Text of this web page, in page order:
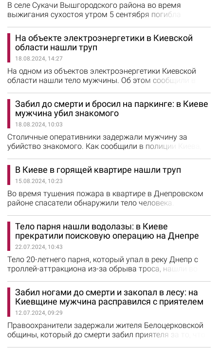
В селе Сукачи Вышгородского района во время
выжигания сухостоя утром 5 сентября погибла
области. Когда спасатели прибыли на место, горела
трава возле частного дома. Площадь возгорания
составляла около 0,9 га. Приступив к тушению,
специалисты Службы спасения обнаружили тело
женщины. Погибшей оказалась 82-летняя бабушка,…
На объекте электроэнергетики в Киевской
области нашли труп
18.08.2024, 14:27
На одном из объектов электроэнергетики Киевской
области нашли тело мужчины. Об этом сообщили в
данным ведомства, погибшим оказался 52-летний
слесарь тепломеханического оборудования. Врачи
скорой помощи, которые прибыли на место,
констатировали смерть работника. Причину гибели
мужчины в Минэнерго не сообщают.
Забил до смерти и бросил на паркинге: в Киеве
мужчина убил знакомого
18.08.2024, 10:03
Столичные оперативники задержали мужчину за
убийство знакомого. Как сообщили в полиции Киева,
сообщение, что в подземном паркинге одного из жилых
комплексов столицы обнаружено тело мужчины.
Правоохранители выяснили, что мужчина скончался в
результате полученных телесных повреждений.
Установлено, что мужчина работал охранником…
В Киеве в горящей квартире нашли труп
15.08.2024, 10:23
Во время тушения пожара в квартире в Днепровском
районе спасатели обнаружили тело человека.
на проспекте Романа Шухевича, сообщили в ГСЧС
Киева. Пожар вспыхнул в квартире на восьмом этаже
16-этажки. В 07:27 огонь ликвидировали на площади
35 кв. м. Во время тушения спасатели обнаружили тело
человека. Причину пожара…
Тело парня нашли водолазы: в Киеве
прекратили поисковую операцию на Днепре
22.07.2024, 10:43
Тело 20-летнего парня, который упал в реку Днепр с
троллей-аттракциона из-за обрыва троса, нашли во
операция прекращена, сообщили в полиции Киева.
Поиски парня продолжались еще с 21 июля около семи
часов. Их прекратили из-за наступления сумерек и
утром 22 июля продолжили. По данным КГГА,
спасатели нашли тело в 30 метрах от…
Забил ногами до смерти и закопал в лесу: на
Киевщине мужчина расправился с приятелем
12.07.2024, 09:29
Правоохранители задержали жителя Белоцерковской
общины, который до смерти забил приятеля за то, что